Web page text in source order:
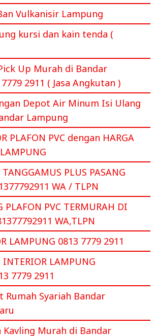
Vulkanisir Lampung
kursi dan kain tenda (
Up Murah di Bandar
2911 ( Jasa Angkutan )
Depot Air Minum Isi Ulang
Lampung
PLAFON PVC dengan HARGA
TANGGAMUS PLUS PASANG
WA / TLPN
PLAFON PVC TERMURAH DI
WA,TLPN
LAMPUNG 0813 7779 2911
INTERIOR LAMPUNG
7779 2911
Rumah Syariah Bandar
Kavling Murah di Bandar